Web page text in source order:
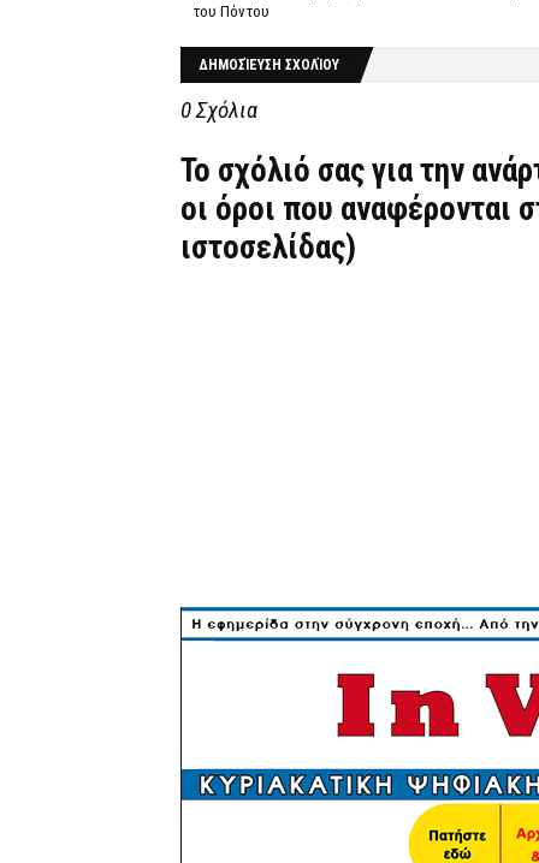
του Πόντου
ΔΗΜΟΣΊΕΥΣΗ ΣΧΟΛΊΟΥ
0 Σχόλια
Το σχόλιό σας για την
οι όροι που αναφέρονται
ιστοσελίδας)